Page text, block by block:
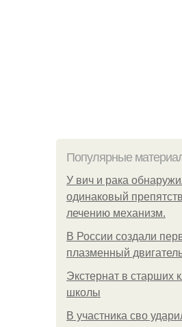
Популярные
У вич и рака
одинаковый
лечению механизм.
В России создали
плазменный
Экстернат в старших
школы
В участника сво